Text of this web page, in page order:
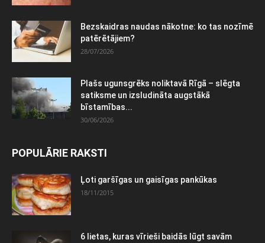
Bezskaidras naudas nākotne: ko tas nozīmē
patērētājiem?
28/07/2026
Plašs ugunsgrēks noliktavā Rīgā – slēgta
satiksme un izsludināta augstākā
bīstamības...
30/06/2026
POPULĀRIE RAKSTI
Ļoti garšīgas un gaisīgas pankūkas
18/11/2015
6 lietas, kuras vīrieši baidās lūgt savām